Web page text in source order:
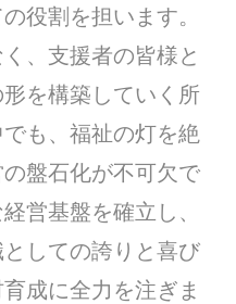
役割を担います。
、支援者の皆様と
を構築していく所
も、福祉の灯を絶
盤石化が不可欠で
営基盤を確立し、
しての誇りと喜び
成に全力を注ぎま